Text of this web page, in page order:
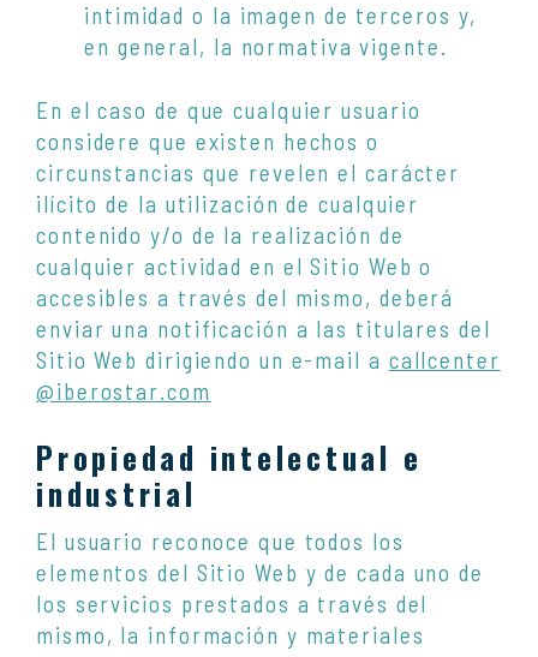
intimidad o la imagen de terceros y,
en general, la normativa vigente.
En el caso de que cualquier usuario
considere que existen hechos o
circunstancias que revelen el carácter
ilícito de la utilización de cualquier
contenido y/o de la realización de
cualquier actividad en el Sitio Web o
accesibles a través del mismo, deberá
enviar una notificación a las titulares del
Sitio Web dirigiendo un e-mail a callcenter
@iberostar.com
Propiedad intelectual e
industrial
El usuario reconoce que todos los
elementos del Sitio Web y de cada uno de
los servicios prestados a través del
mismo, la información y materiales